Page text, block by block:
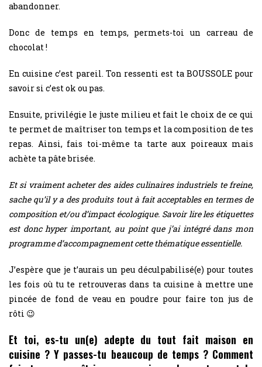
abandonner.
Donc de temps en temps, permets-toi un carreau de
chocolat !
En cuisine c’est pareil. Ton ressenti est ta BOUSSOLE pour
savoir si c’est ok ou pas.
Ensuite, privilégie le juste milieu et fait le choix de ce qui
te permet de maîtriser ton temps et la composition de tes
repas. Ainsi, fais toi-même ta tarte aux poireaux mais
achète ta pâte brisée.
Et si vraiment acheter des aides culinaires industriels te freine,
sache qu’il y a des produits tout à fait acceptables en termes de
composition et/ou d’impact écologique. Savoir lire les étiquettes
est donc hyper important, au point que j’ai intégré dans mon
programme d’accompagnement cette thématique essentielle.
J’espère que je t’aurais un peu déculpabilisé(e) pour toutes
les fois où tu te retrouveras dans ta cuisine à mettre une
pincée de fond de veau en poudre pour faire ton jus de
rôti 😉
Et toi, es-tu un(e) adepte du tout fait maison en
cuisine ? Y passes-tu beaucoup de temps ? Comment